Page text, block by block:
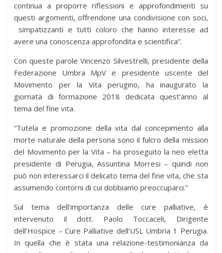
continua a proporre riflessioni e approfondimenti su
questi argomenti, offrendone una condivisione con soci,
simpatizzanti e tutti coloro che hanno interesse ad
avere una conoscenza approfondita e scientifica”.
Con queste parole Vincenzo Silvestrelli, presidente della
Federazione Umbra MpV e presidente uscente del
Movimento per la Vita perugino, ha inaugurato la
giornata di formazione 2018 dedicata quest’anno al
tema del fine vita.
“Tutela e promozione della vita dal concepimento alla
morte naturale della persona sono il fulcro della mission
del Movimento per la Vita – ha proseguito la neo eletta
presidente di Perugia, Assuntina Morresi – quindi non
può non interessarci il delicato tema del fine vita, che sta
assumendo contorni di cui dobbiamo preoccuparci.”
Sul tema dell’importanza delle cure palliative, è
intervenuto il dott. Paolo Toccaceli, Dirigente
dell’Hospice – Cure Palliative dell’USL Umbria 1 Perugia.
In quella che è stata una relazione-testimonianza da